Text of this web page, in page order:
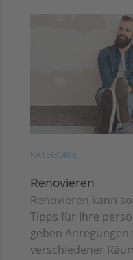
KATEGORIE
Renovieren
Renovieren kann
Tipps für Ihre
geben Anregungen
verschiedener